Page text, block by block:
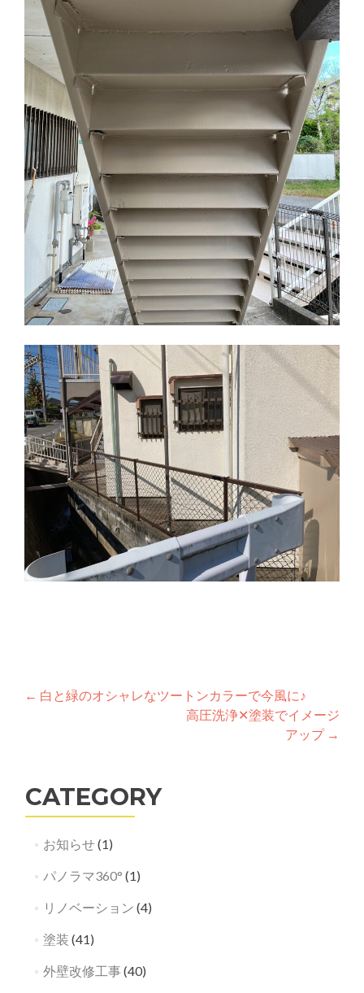
Post
← 白と緑のオシャレなツートンカラーで今風に♪
高圧洗浄✕塗装でイメージ
アップ →
CATEGORY
お知らせ(1)
パノラマ360° (1)
リノベーション (4)
塗装 (41)
外壁改修工事(40)